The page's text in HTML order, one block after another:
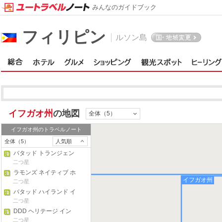
フィリピン ルソン島
イフガオ州の地図 全体（5）
イフガオ州 のトラベルノート
全体（5）
人気順
バタッド トランジェン
ト ハウス
二つ星
ラモンズ ネイティブ ホ
ームステイ アンド レス
トラン
二つ星
バタッド ハイランド イ
ン アンド レストラン
二つ星
DDD ヘリテージ イン
二つ星
イフガオ州
ンテン州
みんなのガイドブック